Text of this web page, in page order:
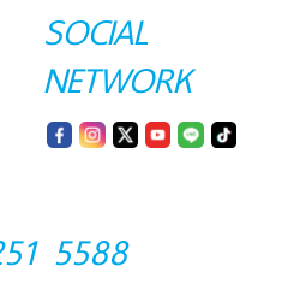
SOCIAL
NETWORK
5588